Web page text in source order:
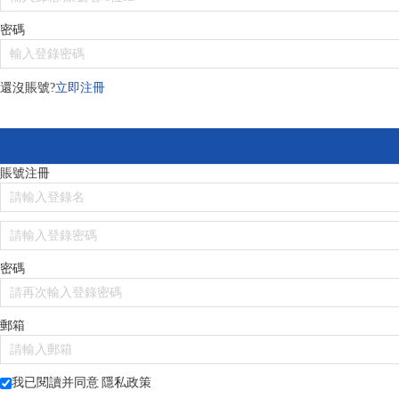
密碼
還沒賬號?立即注冊
賬號注冊
密碼
郵箱
我已閱讀并同意 隱私政策